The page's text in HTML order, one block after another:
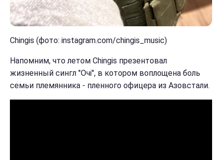
Chingis (фото: instagram.com/chingis_music)
Напомним, что летом Chingis презентовал
жизненный сингл "Очі", в котором воплощена боль
семьи племянника - пленного офицера из Азовстали.